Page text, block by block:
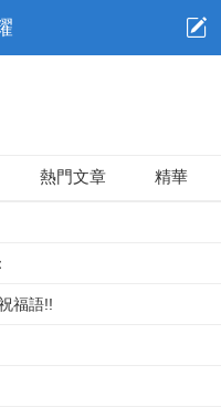
熱門文章 精華
福語!!